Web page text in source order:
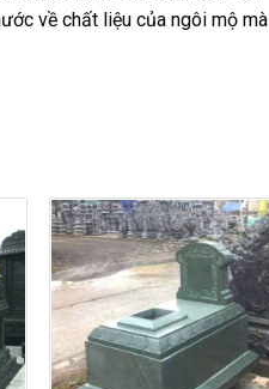
về chất liệu của ngôi mộ mà